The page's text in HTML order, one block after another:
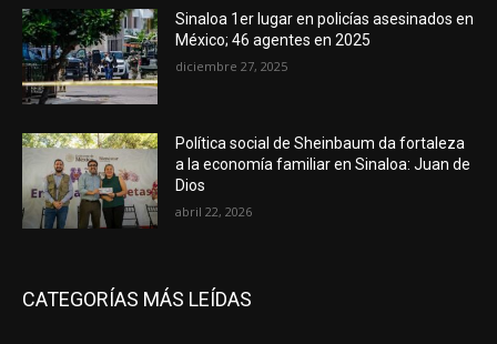
Sinaloa 1er lugar en policías asesinados en
México; 46 agentes en 2025
diciembre 27, 2025
Política social de Sheinbaum da fortaleza
a la economía familiar en Sinaloa: Juan de
Dios
abril 22, 2026
CATEGORÍAS MÁS LEÍDAS